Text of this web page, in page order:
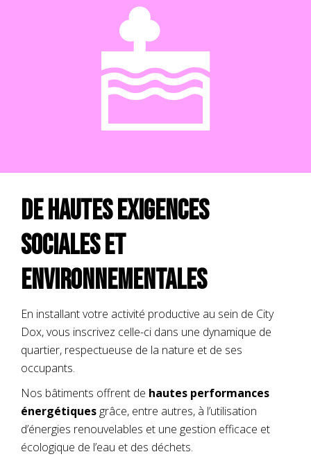
De hautes exigences
sociales et
environnementales
En installant votre activité productive au sein de City
Dox, vous inscrivez celle-ci dans une dynamique de
quartier, respectueuse de la nature et de ses
occupants.
Nos bâtiments offrent de hautes performances
énergétiques grâce, entre autres, à l’utilisation
d’énergies renouvelables et une gestion efficace et
écologique de l’eau et des déchets.